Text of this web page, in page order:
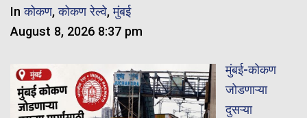
Inकोकण,कोकण रेल्वे,मुंबई
August 8, 2026 8:37 pm
मुंबई-कोकण
जोडणाऱ्या
दुसऱ्या